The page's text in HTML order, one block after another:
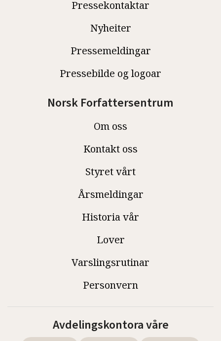
Pressekontaktar
Nyheiter
Pressemeldingar
Pressebilde og logoar
Norsk Forfattersentrum
Om oss
Kontakt oss
Styret vårt
Årsmeldingar
Historia vår
Lover
Varslingsrutinar
Personvern
Avdelingskontora våre